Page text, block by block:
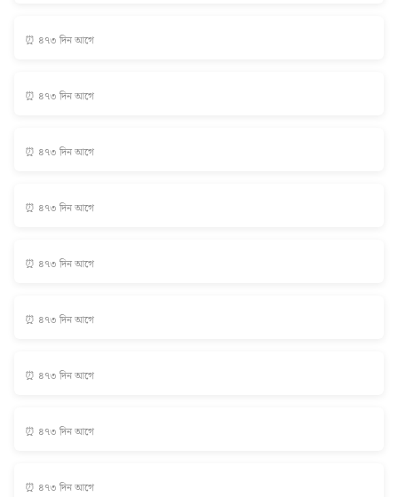
⏰ ৪৭৩ দিন আগে
⏰ ৪৭৩ দিন আগে
⏰ ৪৭৩ দিন আগে
⏰ ৪৭৩ দিন আগে
⏰ ৪৭৩ দিন আগে
⏰ ৪৭৩ দিন আগে
⏰ ৪৭৩ দিন আগে
⏰ ৪৭৩ দিন আগে
⏰ ৪৭৩ দিন আগে